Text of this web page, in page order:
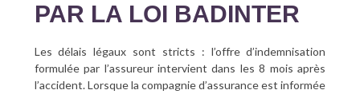
PAR LA LOI BADINTER
Les délais légaux sont stricts : l’offre d’indemnisation
formulée par l’assureur intervient dans les 8 mois après
l’accident. Lorsque la compagnie d’assurance est informée